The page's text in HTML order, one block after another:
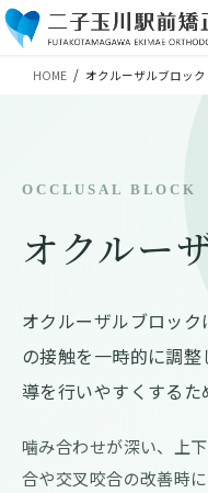
コ
ン
ナ
ビ
HOME オクルーザルブロック
OCCLUSAL BLOCK
オクルー
オクルーザルブロッ
の接触を一時的に調
導を行いやすくするた
噛み合わせが深い、上
合や交叉咬合の改善時